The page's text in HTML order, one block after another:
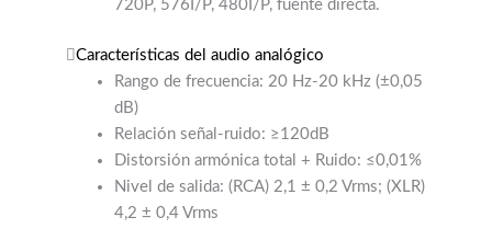
720P, 576I/P, 480I/P, fuente directa.
Características del audio analógico
Rango de frecuencia: 20 Hz-20 kHz (±0,05
dB)
Relación señal-ruido: ≥120dB
Distorsión armónica total + Ruido: ≤0,01%
Nivel de salida: (RCA) 2,1 ± 0,2 Vrms; (XLR)
4,2 ± 0,4 Vrms